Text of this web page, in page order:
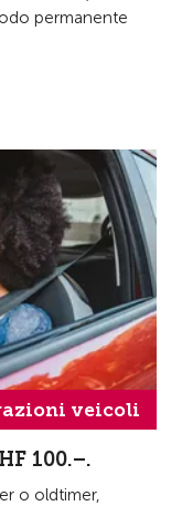
permanente
veicoli
100.–.
o oldtimer,